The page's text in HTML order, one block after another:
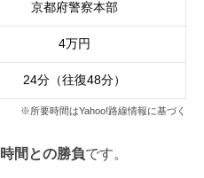
京都府警察本部
4万円
24分（往復48分）
※所要時間はYahoo!路線情報に基づく
時間との勝負です。